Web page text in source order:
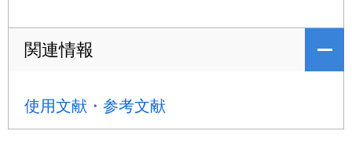
関連情報
使用文献・参考文献